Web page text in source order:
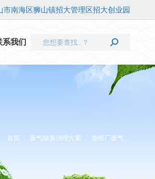
市南海区狮山镇招大管理区招大创业园
系我们 Search:
您在这里：
首页 废气除臭治理方案 造纸厂废气…